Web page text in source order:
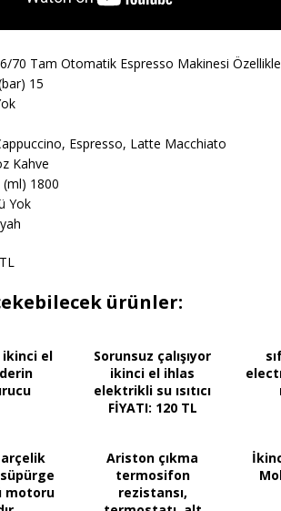
70 Tam Otomatik Espresso Makinesi
15
Espresso, Latte Macchiato
Kahve
(ml) 1800
Yok
ürünler:
ikinci el
Sorunsuz çalışıyor
ikinci el ihlas
elektrikli su ısıtıcı
FİYATI: 120 TL
motoru
Ariston çıkma
termosifon
rezistansı,